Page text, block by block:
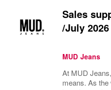
Sales
/July 2026
MUD Jeans
At MUD
means. As